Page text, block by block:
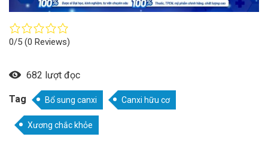
0/5 (0 Reviews)
682 lượt đọc
Tag Bổ sung canxi Canxi hữu cơ
Xương chắc khỏe